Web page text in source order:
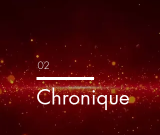
02
Chronique